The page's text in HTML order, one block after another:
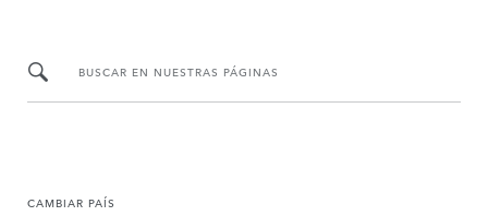
BUSCAR EN NUESTRAS PÁGINAS
CAMBIAR PAÍS